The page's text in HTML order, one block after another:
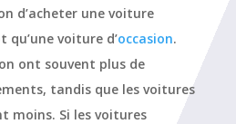
d’acheter une voiture
voiture d’occasion.
ont souvent plus de
tandis que les voitures
moins. Si les voitures